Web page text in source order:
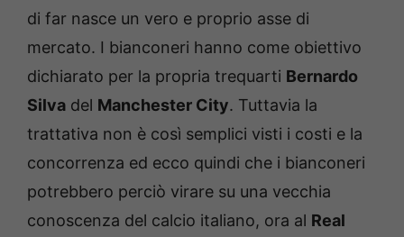
di far nasce un vero e proprio asse di
mercato. I bianconeri hanno come obiettivo
dichiarato per la propria trequarti Bernardo
Silva del Manchester City. Tuttavia la
trattativa non è così semplici visti i costi e la
concorrenza ed ecco quindi che i bianconeri
potrebbero perciò virare su una vecchia
conoscenza del calcio italiano, ora al Real